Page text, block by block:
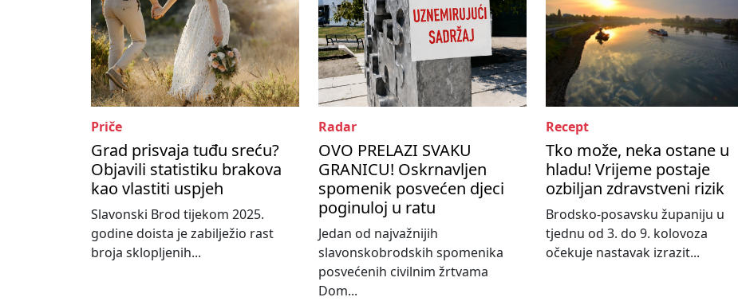
Priče
Grad prisvaja tuđu sreću?
Objavili statistiku brakova
kao vlastiti uspjeh
Slavonski Brod tijekom 2025.
godine doista je zabilježio rast
broja sklopljenih...
Radar
OVO PRELAZI SVAKU
GRANICU! Oskrnavljen
spomenik posvećen djeci
poginuloj u ratu
Jedan od najvažnijih
slavonskobrodskih spomenika
posvećenih civilnim žrtvama
Dom...
Recept
Tko može, neka ostane u
hladu! Vrijeme postaje
ozbiljan zdravstveni rizik
Brodsko-posavsku županiju u
tjednu od 3. do 9. kolovoza
očekuje nastavak izrazit...